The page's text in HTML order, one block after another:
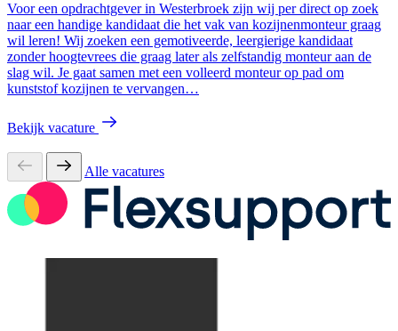
Voor een opdrachtgever in Westerbroek zijn wij per direct op zoek
naar een handige kandidaat die het vak van kozijnenmonteur graag
wil leren! Wij zoeken een gemotiveerde, leergierige kandidaat
zonder hoogtevrees die graag later als zelfstandig monteur aan de
slag wil. Je gaat samen met een volleerd monteur op pad om
kunststof kozijnen te vervangen…
Bekijk vacature
Alle vacatures